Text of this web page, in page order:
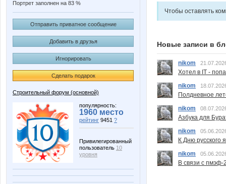
Портрет заполнен на 83 %
Отправить приватное сообщение
Добавить в друзья
Игнорировать
Сделать подарок
Строительный форум (основной)
популярность:
1960 место
рейтинг 9451 ?
Привилегированный
пользователь 10
уровня
Чтобы оставлять
Новые записи в
nikom
Хотел в IT -
nikom
Полдневное
nikom
Азбука для
nikom
К Дню русского
nikom
В связи с пмэф-